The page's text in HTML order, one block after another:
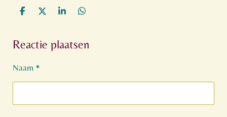
D
e
n
D
l
S
r
e
D
e
n
Reactie plaatsen
Naam *